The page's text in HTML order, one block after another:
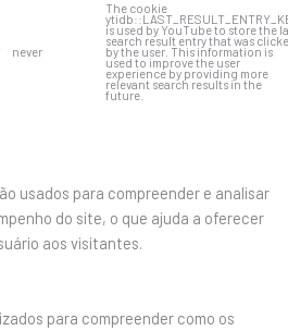
never
The cookie
is used by YouTube to store the
search result entry that was
by the user. This information is
used to improve the user
experience by providing more
relevant search results in the
future.
usados ​​para compreender e analisar
do site, o que ajuda a oferecer
aos visitantes.
para compreender como os